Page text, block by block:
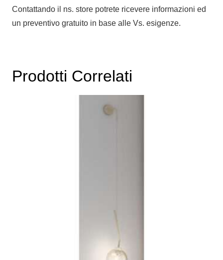
Contattando il ns. store potrete ricevere informazioni ed
un preventivo gratuito in base alle Vs. esigenze.
Prodotti Correlati